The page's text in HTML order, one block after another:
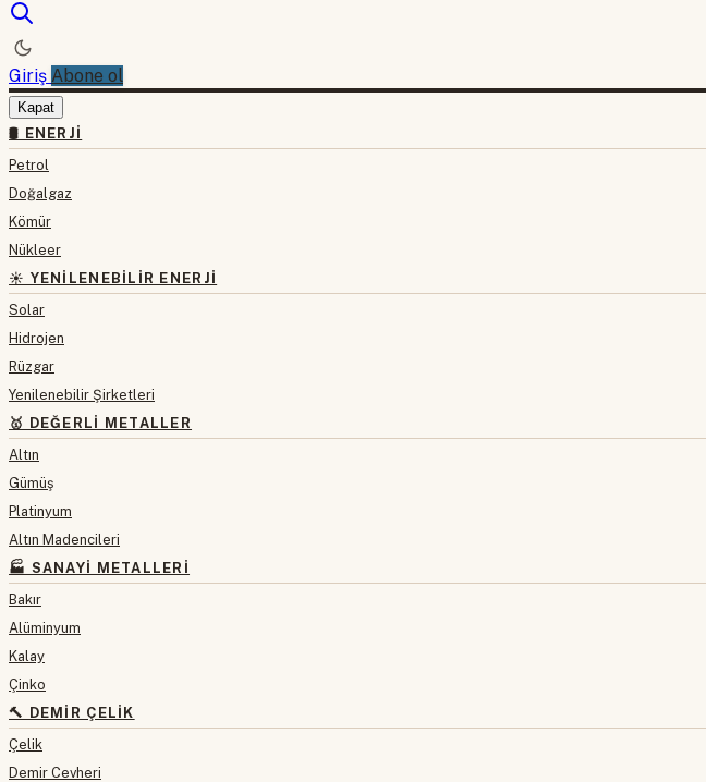
Giriş Abone ol
Kapat
🛢 ENERJI
Petrol
Doğalgaz
Kömür
Nükleer
☀️ YENILENEBILIR ENERJI
Solar
Hidrojen
Rüzgar
Yenilenebilir Şirketleri
🥇 DEĞERLI METALLER
Altın
Gümüş
Platinyum
Altın Madencileri
🏭 SANAYI METALLERI
Bakır
Alüminyum
Kalay
Çinko
🔨 DEMIR ÇELIK
Çelik
Demir Cevheri